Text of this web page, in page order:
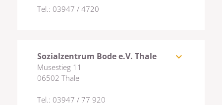
Tel.: 03947 / 4720
Sozialzentrum Bode e.V. Thale
Musestieg 11
06502 Thale
Tel.: 03947 / 77 920
expand_more